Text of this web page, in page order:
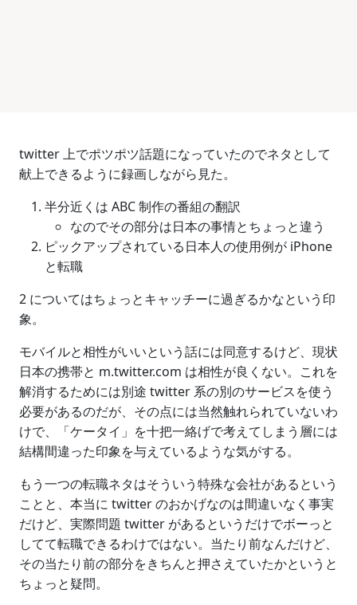
twitter 上でポツポツ話題になっていたのでネタとして
献上できるように録画しながら見た。
半分近くは ABC 制作の番組の翻訳
なのでその部分は日本の事情とちょっと違う
ピックアップされている日本人の使用例が iPhone
と転職
2 についてはちょっとキャッチーに過ぎるかなという印
象。
モバイルと相性がいいという話には同意するけど、現状
日本の携帯と m.twitter.com は相性が良くない。これを
解消するためには別途 twitter 系の別のサービスを使う
必要があるのだが、その点には当然触れられていないわ
けで、「ケータイ」を十把一絡げで考えてしまう層には
結構間違った印象を与えているような気がする。
もう一つの転職ネタはそういう特殊な会社があるという
ことと、本当に twitter のおかげなのは間違いなく事実
だけど、実際問題 twitter があるというだけでボーっと
してて転職できるわけではない。当たり前なんだけど、
その当たり前の部分をきちんと押さえていたかというと
ちょっと疑問。